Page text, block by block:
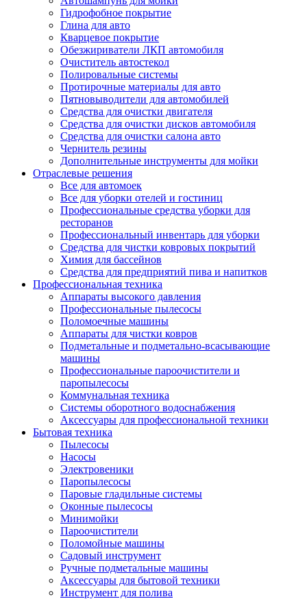
Гидрофобное покрытие
Глина для авто
Кварцевое покрытие
Обезжириватели ЛКП автомобиля
Очиститель автостекол
Полировальные системы
Протирочные материалы для авто
Пятновыводители для автомобилей
Средства для очистки двигателя
Средства для очистки дисков автомобиля
Средства для очистки салона авто
Чернитель резины
Дополнительные инструменты для мойки
Отраслевые решения
Все для автомоек
Все для уборки отелей и гостиниц
Профессиональные средства уборки для
ресторанов
Профессиональный инвентарь для уборки
Средства для чистки ковровых покрытий
Химия для бассейнов
Cредства для предприятий пива и напитков
Профессиональная техника
Аппараты высокого давления
Профессиональные пылесосы
Поломоечные машины
Аппараты для чистки ковров
Подметальные и подметально-всасывающие
машины
Профессиональные пароочистители и
паропылесосы
Коммунальная техника
Системы оборотного водоснабжения
Аксессуары для профессиональной техники
Бытовая техника
Пылесосы
Насосы
Электровеники
Паропылесосы
Паровые гладильные системы
Оконные пылесосы
Минимойки
Пароочистители
Поломойные машины
Садовый инструмент
Ручные подметальные машины
Аксессуары для бытовой техники
Инструмент для полива